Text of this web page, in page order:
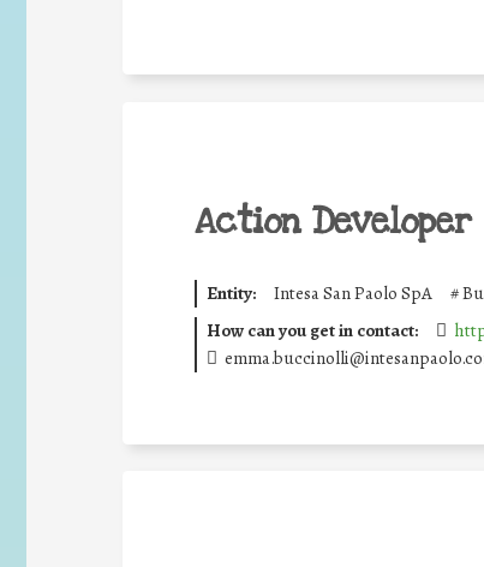
Action Developer
Entity: Intesa San Paolo SpA #
How can you get in contact: